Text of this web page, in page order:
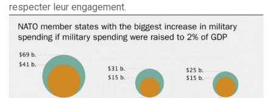
respecter leur engagement.